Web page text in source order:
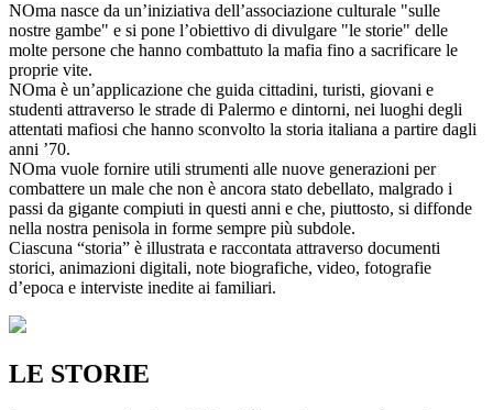
NOma nasce da un’iniziativa dell’associazione culturale "sulle
nostre gambe" e si pone l’obiettivo di divulgare "le storie" delle
molte persone che hanno combattuto la mafia fino a sacrificare le
proprie vite.
NOma è un’applicazione che guida cittadini, turisti, giovani e
studenti attraverso le strade di Palermo e dintorni, nei luoghi degli
attentati mafiosi che hanno sconvolto la storia italiana a partire dagli
anni ’70.
NOma vuole fornire utili strumenti alle nuove generazioni per
combattere un male che non è ancora stato debellato, malgrado i
passi da gigante compiuti in questi anni e che, piuttosto, si diffonde
nella nostra penisola in forme sempre più subdole.
Ciascuna “storia” è illustrata e raccontata attraverso documenti
storici, animazioni digitali, note biografiche, video, fotografie
d’epoca e interviste inedite ai familiari.
LE STORIE